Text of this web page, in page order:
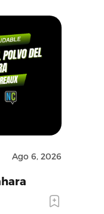
Ago 6, 2026